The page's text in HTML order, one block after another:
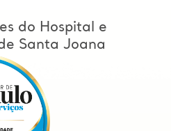
do Hospital e
Santa Joana